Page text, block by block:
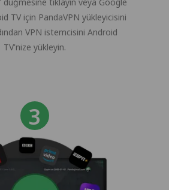
TV için PandaVPN yükleyicisini
VPN istemcisini Android
TV'nize yükleyin.